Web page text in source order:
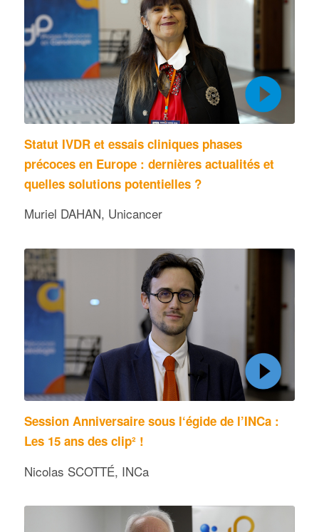
Statut IVDR et essais cliniques phases
précoces en Europe : dernières actualités et
quelles solutions potentielles ?
Muriel DAHAN, Unicancer
Session Anniversaire sous l‘égide de l’INCa :
Les 15 ans des clip² !
Nicolas SCOTTÉ, INCa